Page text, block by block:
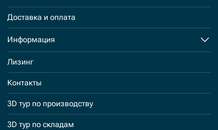
Доставка и оплата
Информация
Лизинг
Контакты
3D тур по производству
3D тур по складам